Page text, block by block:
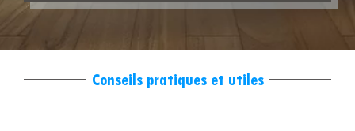
Conseils pratiques et utiles